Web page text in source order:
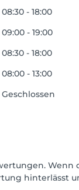
08:30 - 18:00
09:00 - 19:00
08:30 - 18:00
08:00 - 13:00
Geschlossen
hinterlässt